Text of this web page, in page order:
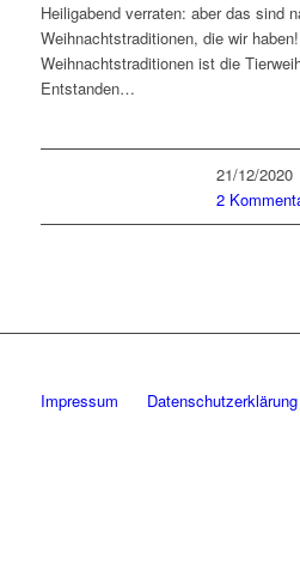
Heiligabend verraten: aber das sind
Weihnachtstraditionen, die wir
Weihnachtstraditionen ist die
Entstanden…
21/12/2020
/
2
Impressum Datenschutzerklärung